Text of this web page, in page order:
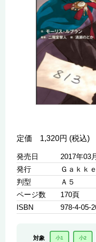
定価 1,320円 (税込)
発売日
2017年03
発行
Ｇａｋｋ
判型
Ａ５
ページ数
170頁
ISBN
978-4-05-
対象 小1 小2